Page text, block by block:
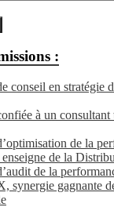
:
conseil en stratégie
à un consultant
de la
de la
de la
synergie gagnante